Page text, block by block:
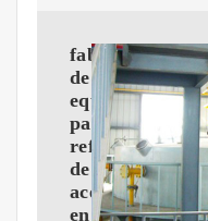
fabricantes
de
equipos
para
refinerías
de
aceite
en